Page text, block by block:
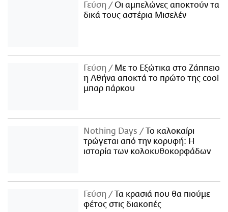
Γεύση
Οι αμπελώνες αποκτούν τα
δικά τους αστέρια Μισελέν
Γεύση
Με το Εξώτικα στο Ζάππειο
η Αθήνα αποκτά το πρώτο της cool
μπαρ πάρκου
Nothing Days
Το καλοκαίρι
τρώγεται από την κορυφή: H
ιστορία των κολοκυθοκορφάδων
Γεύση
Τα κρασιά που θα πιούμε
φέτος στις διακοπές